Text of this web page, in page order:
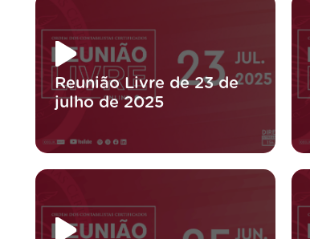
Reunião Livre de 23 de
julho de 2025